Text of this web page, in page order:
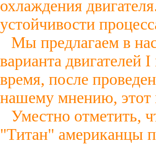
охлаждения
устойчивости
Мы предлагаем в
варианта двигателей
время, после
нашему мнению, этот
Уместно отметить,
"Титан" американцы